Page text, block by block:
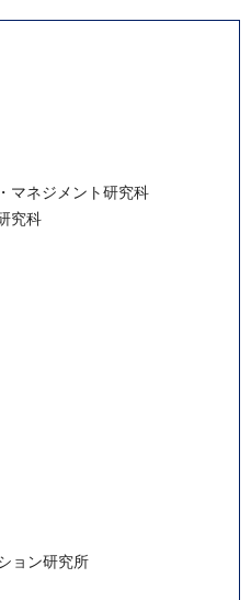
マネジメント研究科
究科
ョン研究所